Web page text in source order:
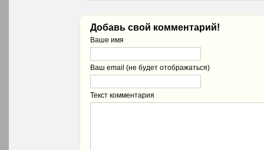
Добавь свой комментарий!
Ваше имя
Ваш email (не будет отображаться)
Текст комментария